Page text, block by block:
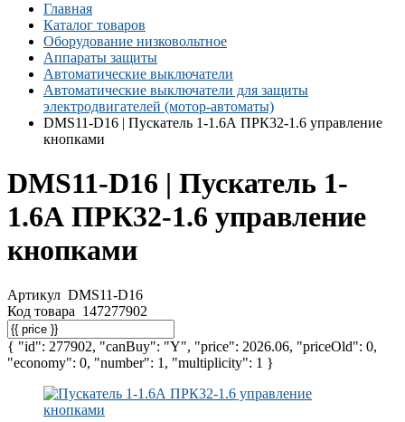
Главная
Каталог товаров
Оборудование низковольтное
Аппараты защиты
Автоматические выключатели
Автоматические выключатели для защиты
электродвигателей (мотор-автоматы)
DMS11-D16 | Пускатель 1-1.6А ПРК32-1.6 управление
кнопками
DMS11-D16 | Пускатель 1-
1.6А ПРК32-1.6 управление
кнопками
Артикул DMS11-D16
Код товара 147277902
{ "id": 277902, "canBuy": "Y", "price": 2026.06, "priceOld": 0,
"economy": 0, "number": 1, "multiplicity": 1 }